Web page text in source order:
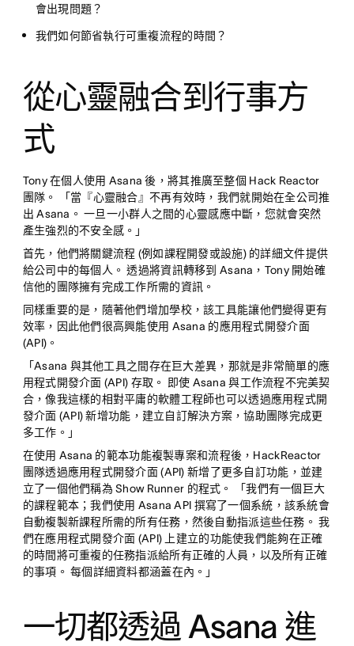
會出現問題？
我們如何節省執行可重複流程的時間？
從心靈融合到行事方
式
Tony 在個人使用 Asana 後，將其推廣至整個 Hack Reactor
團隊。 「當『心靈融合』不再有效時，我們就開始在全公司推
出 Asana。 一旦一小群人之間的心靈感應中斷，您就會突然
產生強烈的不安全感。」
首先，他們將關鍵流程 (例如課程開發或設施) 的詳細文件提供
給公司中的每個人。 透過將資訊轉移到 Asana，Tony 開始確
信他的團隊擁有完成工作所需的資訊。
同樣重要的是，隨著他們增加學校，該工具能讓他們變得更有
效率，因此他們很高興能使用 Asana 的應用程式開發介面
(API)。
「Asana 與其他工具之間存在巨大差異，那就是非常簡單的應
用程式開發介面 (API) 存取。 即使 Asana 與工作流程不完美契
合，像我這樣的相對平庸的軟體工程師也可以透過應用程式開
發介面 (API) 新增功能，建立自訂解決方案，協助團隊完成更
多工作。」
在使用 Asana 的範本功能複製專案和流程後，HackReactor
團隊透過應用程式開發介面 (API) 新增了更多自訂功能，並建
立了一個他們稱為 Show Runner 的程式。 「我們有一個巨大
的課程範本；我們使用 Asana API 撰寫了一個系統，該系統會
自動複製新課程所需的所有任務，然後自動指派這些任務。 我
們在應用程式開發介面 (API) 上建立的功能使我們能夠在正確
的時間將可重複的任務指派給所有正確的人員，以及所有正確
的事項。 每個詳細資料都涵蓋在內。」
一切都透過 Asana 進